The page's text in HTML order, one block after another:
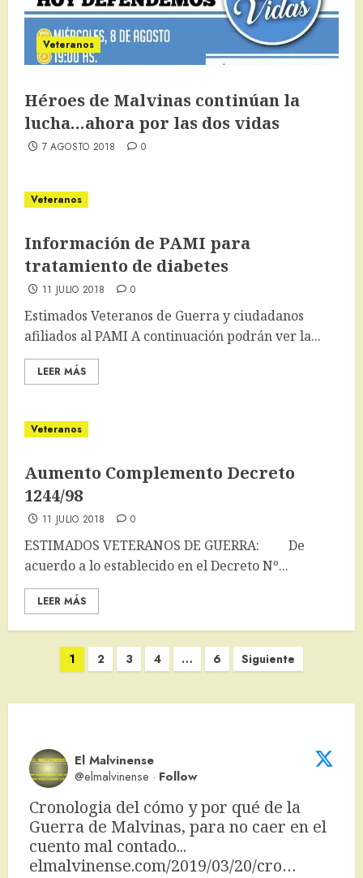
Veteranos
Héroes de Malvinas continúan la
lucha…ahora por las dos vidas
7 AGOSTO 2018 0
Veteranos
​Información de PAMI para
tratamiento de diabetes
11 JULIO 2018 0
Estimados Veteranos de Guerra y ciudadanos
afiliados al PAMI A continuación podrán ver la...
LEER MÁS
Veteranos
Aumento Complemento Decreto
1244/98
11 JULIO 2018 0
ESTIMADOS VETERANOS DE GUERRA: De
acuerdo a lo establecido en el Decreto Nº...
LEER MÁS
Paginación
entradas
1 2 3 4 … 6 Siguiente
El Malvinense
@elmalvinense · Follow
Cronologia del cómo y por qué de la
Guerra de Malvinas, para no caer en el
elmalvinense.com/2019/03/20/cro…